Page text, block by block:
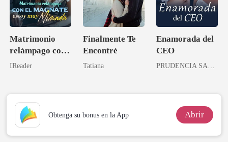
Matrimonio
relámpago con
el magnate,
IReader
Finalmente Te
Encontré
Tatiana
Enamorada del
CEO
Obtenga su bonus en la App Abrir